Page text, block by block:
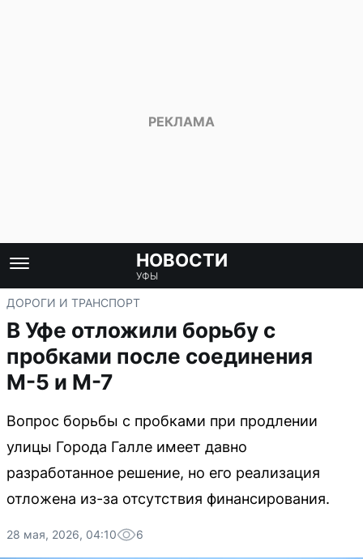
НОВОСТИ
УФЫ
ДОРОГИ И ТРАНСПОРТ
В Уфе отложили борьбу с
пробками после соединения
М-5 и М-7
Вопрос борьбы с пробками при продлении
улицы Города Галле имеет давно
разработанное решение, но его реализация
отложена из-за отсутствия финансирования.
28 мая, 2026, 04:10 6